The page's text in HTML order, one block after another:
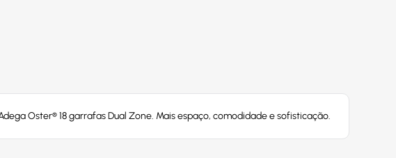
Oster® 18 garrafas Dual Zone. Mais espaço, comodidade e sofisticação.